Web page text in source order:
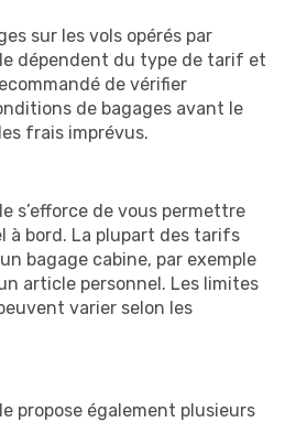
sur les vols opérés par
dépendent du type de tarif et
de vérifier
de bagages avant le
frais imprévus.
s’efforce de vous permettre
à bord. La plupart des tarifs
bagage cabine, par exemple
article personnel. Les limites
varier selon les
propose également plusieurs